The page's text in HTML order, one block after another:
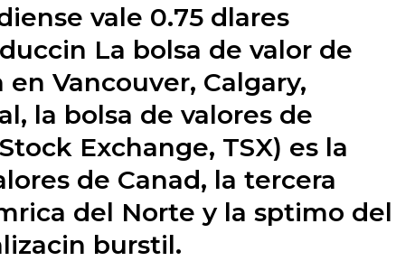
vale 0.75 dlares
La bolsa de valor de
Vancouver, Calgary,
la bolsa de valores de
Exchange, TSX) es la
de Canad, la tercera
del Norte y la sptimo del
burstil.